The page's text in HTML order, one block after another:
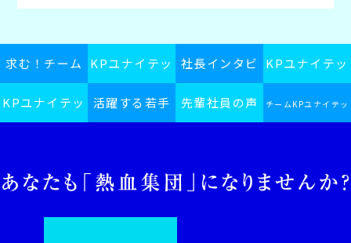
求む！チーム
KPユナイテッ
KPユナイテッ
ドグループス
社長インタビ
ュー
KPユナイテッ
ドグループの
KPユナイテッ
用ブログ
活躍する若手 先輩社員の声 チームKPユナイテッ
メーション